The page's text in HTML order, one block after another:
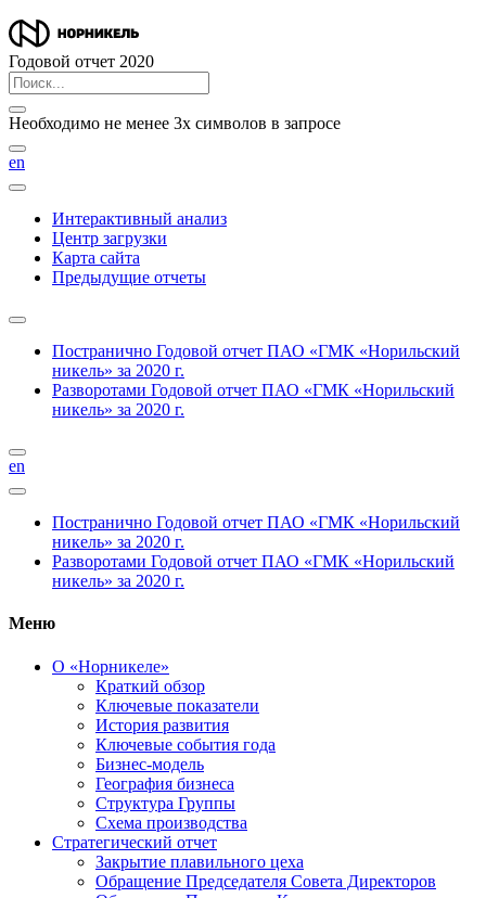
Годовой отчет 2020
Необходимо не менее 3х символов в запросе
en
Интерактивный анализ
Центр загрузки
Карта сайта
Предыдущие отчеты
Постранично Годовой отчет ПАО «ГМК «Норильский
никель» за 2020 г.
Разворотами Годовой отчет ПАО «ГМК «Норильский
никель» за 2020 г.
en
Постранично Годовой отчет ПАО «ГМК «Норильский
никель» за 2020 г.
Разворотами Годовой отчет ПАО «ГМК «Норильский
никель» за 2020 г.
Меню
О «Норникеле»
Краткий обзор
Ключевые показатели
История развития
Ключевые события года
Бизнес-модель
География бизнеса
Структура Группы
Схема производства
Стратегический отчет
Закрытие плавильного цеха
Обращение Председателя Совета Директоров